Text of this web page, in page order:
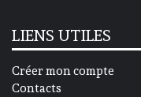
LIENS UTILES
Créer mon compte
Contacts